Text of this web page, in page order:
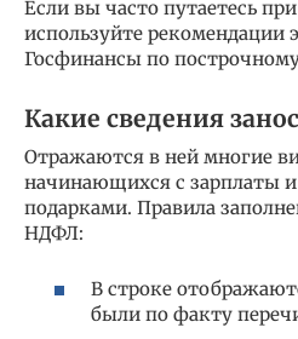
Если вы часто путаетесь
используйте рекомендации
Госфинансы по
Какие сведения
Отражаются в ней многие
начинающихся с зарплаты
подарками. Правила
НДФЛ:
В строке
были по факту